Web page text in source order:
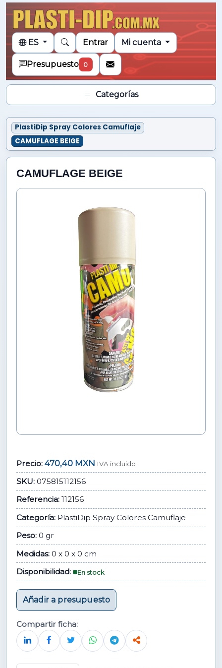
ES Entrar Mi cuenta
Presupuesto 0
Categorías
PlastiDip Spray Colores Camuflaje
CAMUFLAGE BEIGE
CAMUFLAGE BEIGE
Precio: 470,40 MXN IVA incluido
SKU: 075815112156
Referencia: 112156
Categoría: PlastiDip Spray Colores Camuflaje
Peso: 0 gr
Medidas: 0 x 0 x 0 cm
Disponibilidad:
En stock
Añadir a presupuesto
Compartir ficha: